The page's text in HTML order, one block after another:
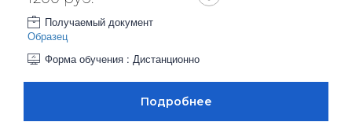
Получаемый документ
Образец
Форма обучения : Дистанционно